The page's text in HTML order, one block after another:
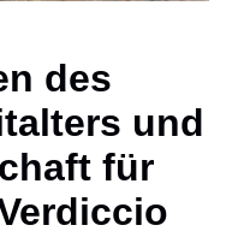
des
und
für